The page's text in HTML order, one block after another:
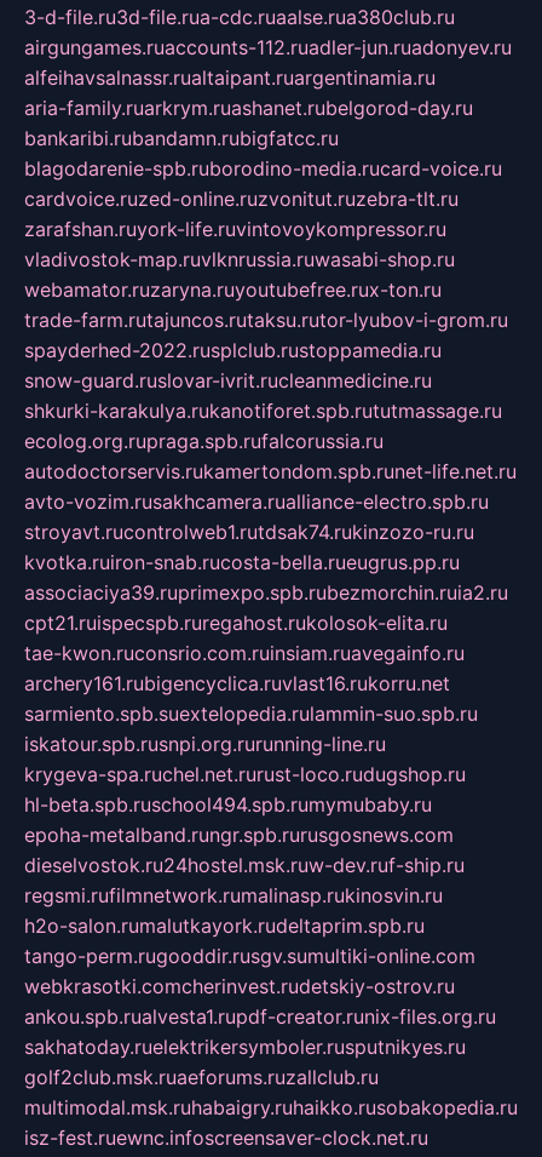
3-d-file.ru3d-file.rua-cdc.ruaalse.rua380club.ru
airgungames.ruaccounts-112.ruadler-jun.ruadonyev.ru
alfeihavsalnassr.rualtaipant.ruargentinamia.ru
aria-family.ruarkrym.ruashanet.rubelgorod-day.ru
bankaribi.rubandamn.rubigfatcc.ru
blagodarenie-spb.ruborodino-media.rucard-voice.ru
cardvoice.ruzed-online.ruzvonitut.ruzebra-tlt.ru
zarafshan.ruyork-life.ruvintovoykompressor.ru
vladivostok-map.ruvlknrussia.ruwasabi-shop.ru
webamator.ruzaryna.ruyoutubefree.rux-ton.ru
trade-farm.rutajuncos.rutaksu.rutor-lyubov-i-grom.ru
spayderhed-2022.rusplclub.rustoppamedia.ru
snow-guard.ruslovar-ivrit.rucleanmedicine.ru
shkurki-karakulya.rukanotiforet.spb.rututmassage.ru
ecolog.org.rupraga.spb.rufalcorussia.ru
autodoctorservis.rukamertondom.spb.runet-life.net.ru
avto-vozim.rusakhcamera.rualliance-electro.spb.ru
stroyavt.rucontrolweb1.rutdsak74.rukinzozo-ru.ru
kvotka.ruiron-snab.rucosta-bella.rueugrus.pp.ru
associaciya39.ruprimexpo.spb.rubezmorchin.ruia2.ru
cpt21.ruispecspb.ruregahost.rukolosok-elita.ru
tae-kwon.ruconsrio.com.ruinsiam.ruavegainfo.ru
archery161.rubigencyclica.ruvlast16.rukorru.net
sarmiento.spb.suextelopedia.rulammin-suo.spb.ru
iskatour.spb.rusnpi.org.rurunning-line.ru
krygeva-spa.ruchel.net.rurust-loco.rudugshop.ru
hl-beta.spb.ruschool494.spb.rumymubaby.ru
epoha-metalband.rungr.spb.rurusgosnews.com
dieselvostok.ru24hostel.msk.ruw-dev.ruf-ship.ru
regsmi.rufilmnetwork.rumalinasp.rukinosvin.ru
h2o-salon.rumalutkayork.rudeltaprim.spb.ru
tango-perm.rugooddir.rusgv.sumultiki-online.com
webkrasotki.comcherinvest.rudetskiy-ostrov.ru
ankou.spb.rualvesta1.rupdf-creator.runix-files.org.ru
sakhatoday.ruelektrikersymboler.rusputnikyes.ru
golf2club.msk.ruaeforums.ruzallclub.ru
multimodal.msk.ruhabaigry.ruhaikko.rusobakopedia.ru
isz-fest.ruewnc.infoscreensaver-clock.net.ru